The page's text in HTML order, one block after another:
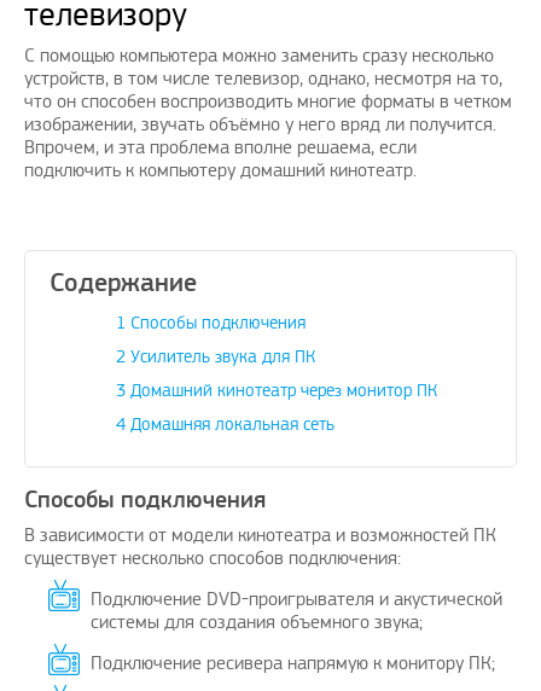
10.3.2021
Рады предложить вашему
вниманию решение проблем с
оплатой зарубежных услуг…
AmigoPay.ru | 10.3.2021
телевизору
С помощью компьютера можно заменить сразу несколько
устройств, в том числе телевизор, однако, несмотря на то,
что он способен воспроизводить многие форматы в четком
изображении, звучать объёмно у него вряд ли получится.
Впрочем, и эта проблема вполне решаема, если
подключить к компьютеру домашний кинотеатр.
Содержание
1 Способы подключения
2 Усилитель звука для ПК
3 Домашний кинотеатр через монитор ПК
4 Домашняя локальная сеть
Способы подключения
В зависимости от модели кинотеатра и возможностей ПК
существует несколько способов подключения:
Подключение DVD-проигрывателя и акустической
системы для создания объемного звука;
Подключение ресивера напрямую к монитору ПК;